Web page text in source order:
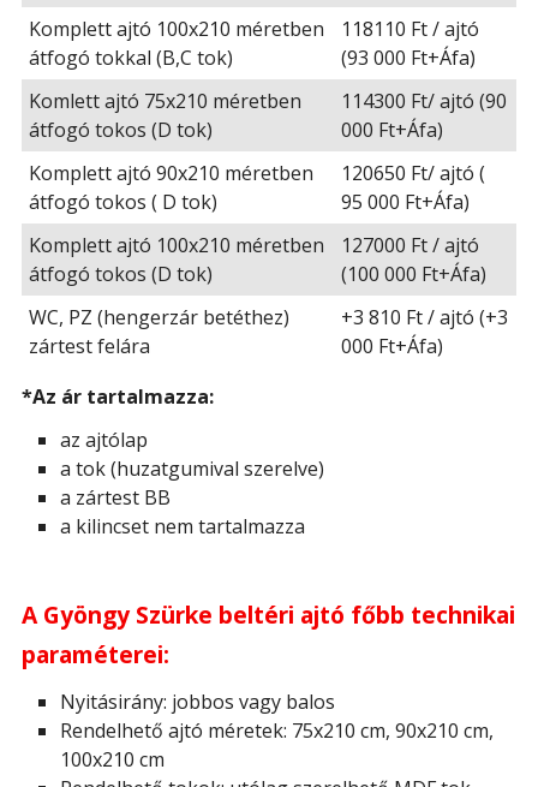
Komplett ajtó 100x210 méretben
átfogó tokkal (B,C tok)
118110 Ft / ajtó
(93 000 Ft+Áfa)
Komlett ajtó 75x210 méretben
átfogó tokos (D tok)
114300 Ft/ ajtó (90
000 Ft+Áfa)
Komplett ajtó 90x210 méretben
átfogó tokos ( D tok)
120650 Ft/ ajtó (
95 000 Ft+Áfa)
Komplett ajtó 100x210 méretben
átfogó tokos (D tok)
127000 Ft / ajtó
(100 000 Ft+Áfa)
WC, PZ (hengerzár betéthez)
zártest felára
+3 810 Ft / ajtó (+3
000 Ft+Áfa)
*Az ár tartalmazza:
az ajtólap
a tok (huzatgumival szerelve)
a zártest BB
a kilincset nem tartalmazza
A Gyöngy Szürke beltéri ajtó főbb technikai
paraméterei:
Nyitásirány: jobbos vagy balos
Rendelhető ajtó méretek: 75x210 cm, 90x210 cm,
100x210 cm